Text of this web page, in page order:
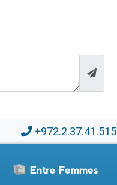
+972.2.37.41.515